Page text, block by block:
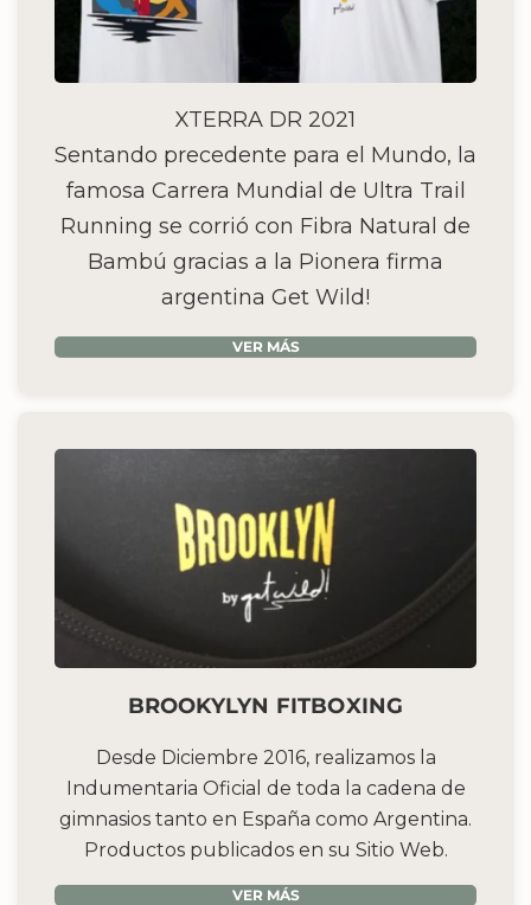
XTERRA DR 2021
Sentando precedente para el Mundo, la
famosa Carrera Mundial de Ultra Trail
Running se corrió con Fibra Natural de
Bambú gracias a la Pionera firma
argentina Get Wild!
VER MÁS
BROOKYLYN FITBOXING
Desde Diciembre 2016, realizamos la
Indumentaria Oficial de toda la cadena de
gimnasios tanto en España como Argentina.
Productos publicados en su Sitio Web.
VER MÁS